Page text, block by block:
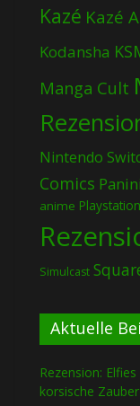
Kazé Kazé
Kodansha
Manga Cult
Nintendo
Comics
anime
Simulcast
Aktuelle
Rezension:
korsische